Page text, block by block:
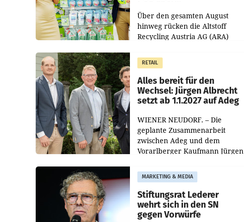
Über den gesamten August
hinweg rücken die Altstoff
Recycling Austria AG (ARA)
Müller die Initiative „Kreislauf-
Helden“ in allen
österreichischen Müller-Filialen
RETAIL
Alles bereit für den
Wechsel: Jürgen Albrecht
setzt ab 1.1.2027 auf Adeg
WIENER NEUDORF. – Die
geplante Zusammenarbeit
zwischen Adeg und dem
Vorarlberger Kaufmann Jürgen
freigegeben: Die
Bundeswettbewerbsbehörde
und der Bundeskartellanwalt
MARKETING & MEDIA
Stiftungsrat Lederer
wehrt sich in den SN
gegen Vorwürfe